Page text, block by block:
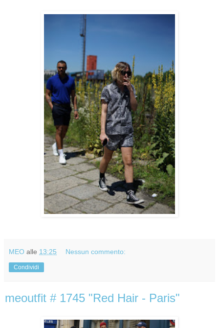
MEO alle 13:25 Nessun commento:
Condividi
meoutfit # 1745 "Red Hair - Paris"